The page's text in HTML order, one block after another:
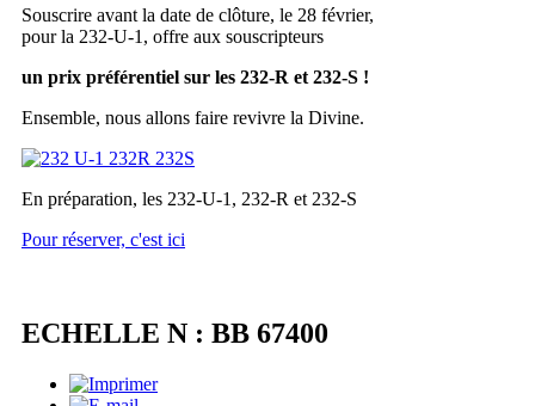
Souscrire avant la date de clôture, le 28 février,
pour la 232-U-1, offre aux souscripteurs
un prix préférentiel sur les 232-R et 232-S !
Ensemble, nous allons faire revivre la Divine.
En préparation, les 232-U-1, 232-R et 232-S
Pour réserver, c'est ici
ECHELLE N : BB 67400